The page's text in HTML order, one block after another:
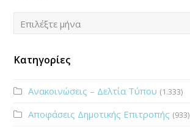
Ιστορικό
Επιλέξτε μήνα
Κατηγορίες
Ανακοινώσεις – Δελτία Τύπου (1.333)
Αποφάσεις Δημοτικής Επιτροπής (933)